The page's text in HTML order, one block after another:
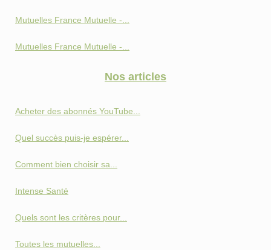
Mutuelles France Mutuelle -...
Mutuelles France Mutuelle -...
Nos articles
Acheter des abonnés YouTube...
Quel succès puis-je espérer...
Comment bien choisir sa...
Intense Santé
Quels sont les critères pour...
Toutes les mutuelles...